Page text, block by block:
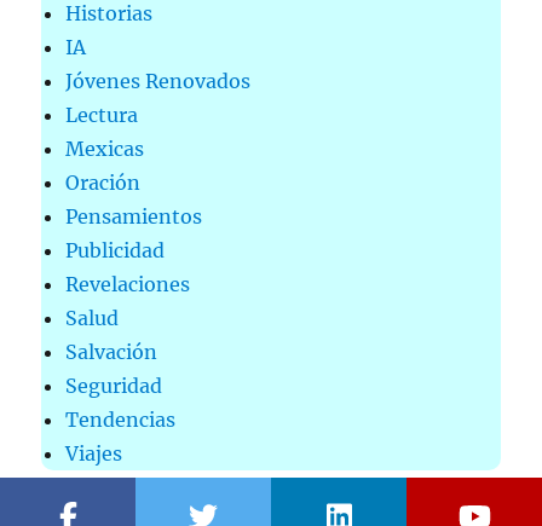
Historias
IA
Jóvenes Renovados
Lectura
Mexicas
Oración
Pensamientos
Publicidad
Revelaciones
Salud
Salvación
Seguridad
Tendencias
Viajes